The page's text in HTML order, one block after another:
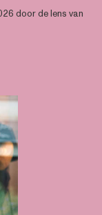
door de lens van